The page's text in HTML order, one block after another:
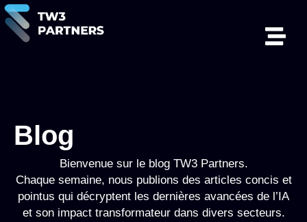
Blog
Bienvenue sur le blog TW3 Partners.
Chaque semaine, nous publions des articles concis et
pointus qui décryptent les dernières avancées de l’IA
et son impact transformateur dans divers secteurs.